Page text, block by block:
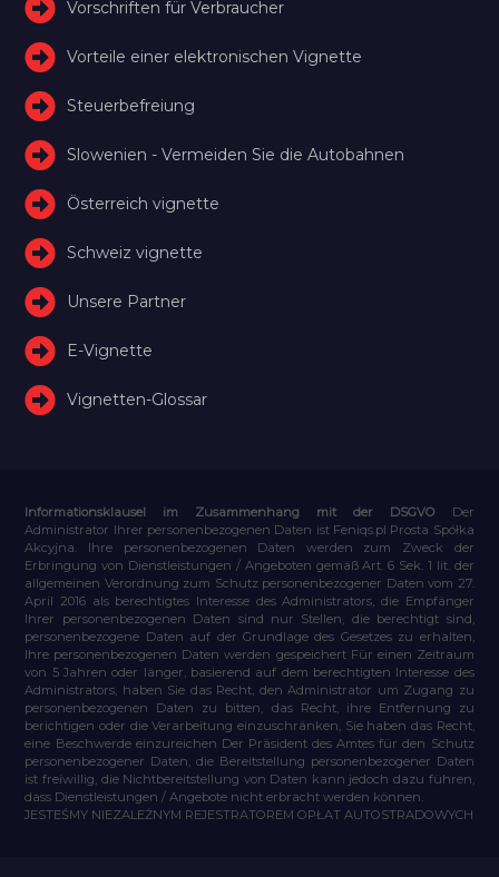
Vorschriften für Verbraucher
Vorteile einer elektronischen Vignette
Steuerbefreiung
Slowenien - Vermeiden Sie die Autobahnen
Österreich vignette
Schweiz vignette
Unsere Partner
E-Vignette
Vignetten-Glossar
Informationsklausel im Zusammenhang mit der DSGVO
Der
Administrator Ihrer personenbezogenen Daten ist Feniqs.pl Prosta Spółka
Akcyjna. Ihre personenbezogenen Daten werden zum Zweck der
Erbringung von Dienstleistungen / Angeboten gemäß Art. 6 Sek. 1 lit. der
allgemeinen Verordnung zum Schutz personenbezogener Daten vom 27.
April 2016 als berechtigtes Interesse des Administrators, die Empfänger
Ihrer personenbezogenen Daten sind nur Stellen, die berechtigt sind,
personenbezogene Daten auf der Grundlage des Gesetzes zu erhalten,
Ihre personenbezogenen Daten werden gespeichert Für einen Zeitraum
von 5 Jahren oder länger, basierend auf dem berechtigten Interesse des
Administrators, haben Sie das Recht, den Administrator um Zugang zu
personenbezogenen Daten zu bitten, das Recht, ihre Entfernung zu
berichtigen oder die Verarbeitung einzuschränken, Sie haben das Recht,
eine Beschwerde einzureichen Der Präsident des Amtes für den Schutz
personenbezogener Daten, die Bereitstellung personenbezogener Daten
ist freiwillig, die Nichtbereitstellung von Daten kann jedoch dazu führen,
dass Dienstleistungen / Angebote nicht erbracht werden können.
JESTEŚMY NIEZALEŻNYM REJESTRATOREM OPŁAT AUTOSTRADOWYCH